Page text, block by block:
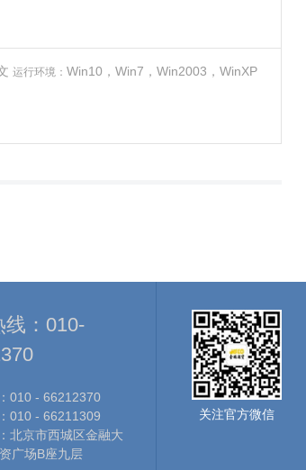
运行环境：Win10，Win7，Win2003，WinXP
： 010-
010 - 66212370
010 - 66211309
北京市西城区金融大
广场B座九层
关注官方微信